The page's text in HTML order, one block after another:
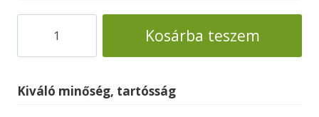
Ameland
Kosárba teszem
Kiváló minőség, tartósság